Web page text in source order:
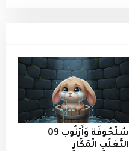
سُلْحُوفَة وَأَرْنُوب 09
الثَّعْلَبِ الْمَكَّارِ